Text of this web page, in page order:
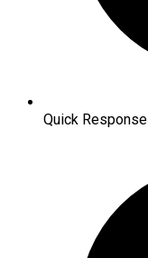
Quick Response